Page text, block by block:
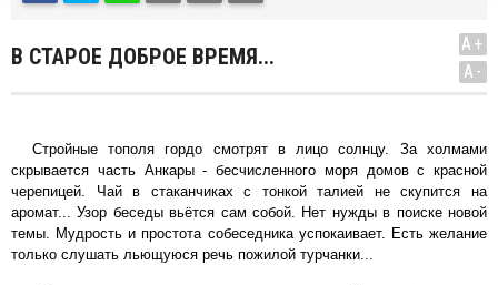
В СТАРОЕ ДОБРОЕ ВРЕМЯ...
A+
A-
Стройные тополя гордо смотрят в лицо солнцу. За холмами
скрывается часть Анкары - бесчисленного моря домов с красной
черепицей. Чай в стаканчиках с тонкой талией не скупится на
аромат... Узор беседы вьётся сам собой. Нет нужды в поиске новой
темы. Мудрость и простота собеседника успокаивает. Есть желание
только слушать льющуюся речь пожилой турчанки...